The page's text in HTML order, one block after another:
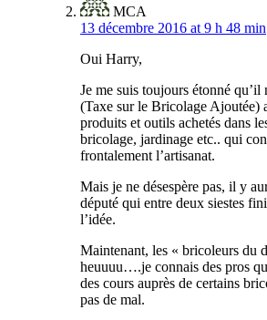
MCA
13 décembre 2016 at 9 h 48 min
Oui Harry,
Je me suis toujours étonné
(Taxe sur le Bricolage Ajoutée)
produits et outils achetés dans
bricolage, jardinage etc.. qui
frontalement l’artisanat.
Mais je ne désespère pas, il y
député qui entre deux siestes
l’idée.
Maintenant, les « bricoleurs du
heuuuu….je connais des pros
des cours auprès de certains
pas de mal.